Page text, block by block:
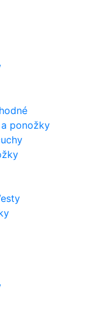
ponožky